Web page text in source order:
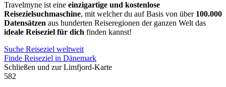
Travelmyne ist eine einzigartige und kostenlose
Reisezielsuchmaschine, mit welcher du auf Basis von über 100.000
Datensätzen aus hunderten Reiseregionen der ganzen Welt das
ideale Reiseziel für dich finden kannst!
Suche Reiseziel weltweit
Finde Reiseziel in Dänemark
Schließen und zur Limfjord-Karte
582